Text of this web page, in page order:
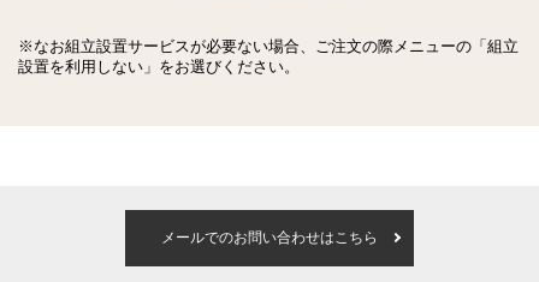
※なお組立設置サービスが必要ない場合、ご注文の際メニューの「組立
設置を利用しない」をお選びください。
メールでのお問い合わせはこちら